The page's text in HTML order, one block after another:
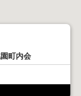
町内会